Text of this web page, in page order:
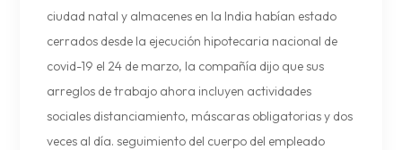
ciudad natal y almacenes en la India habían estado
cerrados desde la ejecución hipotecaria nacional de
covid-19 el 24 de marzo, la compañía dijo que sus
arreglos de trabajo ahora incluyen actividades
sociales distanciamiento, máscaras obligatorias y dos
veces al día. seguimiento del cuerpo del empleado